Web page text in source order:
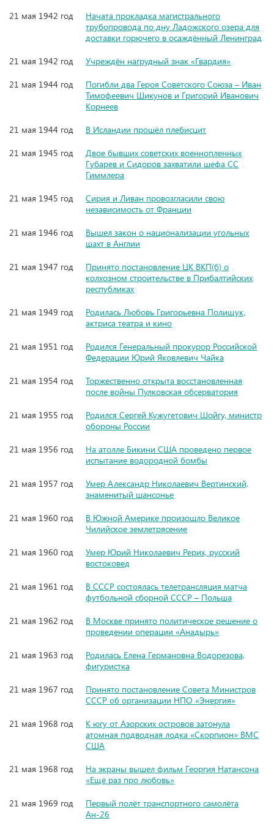
21 мая 1942 год
Начата прокладка магистрального
трубопровода по дну Ладожского озера для
доставки горючего в осаждённый Ленинград
21 мая 1942 год
Учреждён нагрудный знак «Гвардия»
21 мая 1944 год
Погибли два Героя Советского Союза – Иван
Тимофеевич Шикунов и Григорий Иванович
Корнеев
21 мая 1944 год
В Исландии прошёл плебисцит
21 мая 1945 год
Двое бывших советских военнопленных
Губарев и Сидоров захватили шефа СС
Гиммлера
21 мая 1945 год
Сирия и Ливан провозгласили свою
независимость от Франции
21 мая 1946 год
Вышел закон о национализации угольных
шахт в Англии
21 мая 1947 год
Принято постановление ЦК ВКП(б) о
колхозном строительстве в Прибалтийских
республиках
21 мая 1949 год
Родилась Любовь Григорьевна Полищук,
актриса театра и кино
21 мая 1951 год
Родился Генеральный прокурор Российской
Федерации Юрий Яковлевич Чайка
21 мая 1954 год
Торжественно открыта восстановленная
после войны Пулковская обсерватория
21 мая 1955 год
Родился Сергей Кужугетович Шойгу, министр
обороны России
21 мая 1956 год
На атолле Бикини США проведено первое
испытание водородной бомбы
21 мая 1957 год
Умер Александр Николаевич Вертинский,
знаменитый шансонье
21 мая 1960 год
В Южной Америке произошло Великое
Чилийское землетрясение
21 мая 1960 год
Умер Юрий Николаевич Рерих, русский
востоковед
21 мая 1961 год
В СССР состоялась телетрансляция матча
футбольной сборной СССР – Польша
21 мая 1962 год
В Москве принято политическое решение о
проведении операции «Анадырь»
21 мая 1963 год
Родилась Елена Германовна Водорезова,
фигуристка
21 мая 1967 год
Принято постановление Совета Министров
СССР об организации НПО «Энергия»
21 мая 1968 год
К югу от Азорских островов затонула
атомная подводная лодка «Скорпион» ВМС
США
21 мая 1968 год
На экраны вышел фильм Георгия Натансона
«Ещё раз про любовь»
21 мая 1969 год
Первый полёт транспортного самолёта
Ан-26